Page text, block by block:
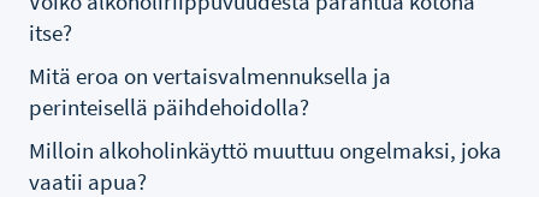
itse?
Mitä eroa on vertaisvalmennuksella ja
perinteisellä päihdehoidolla?
Milloin alkoholinkäyttö muuttuu ongelmaksi, joka
vaatii apua?